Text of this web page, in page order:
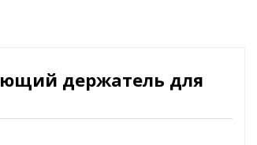
принадлежности
держатель для